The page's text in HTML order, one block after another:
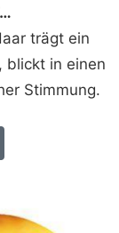
trägt ein
blickt in einen
Stimmung.